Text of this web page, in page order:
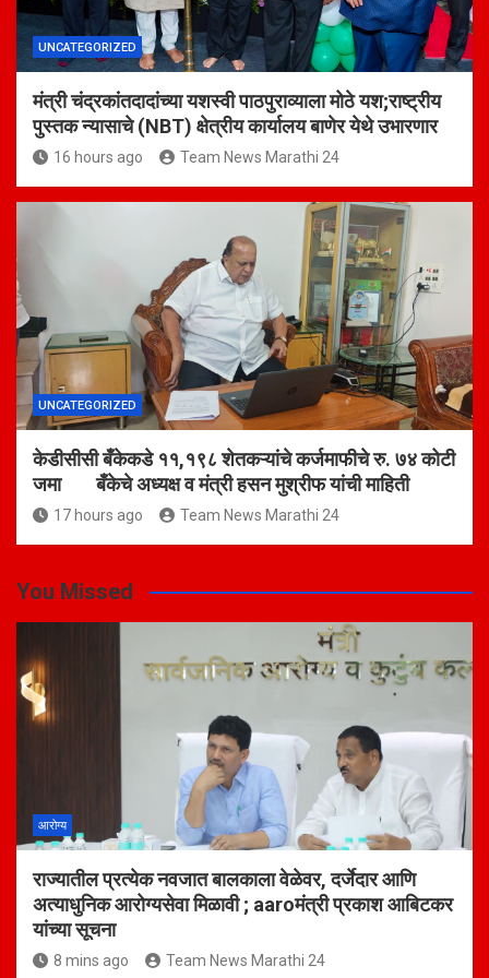
UNCATEGORIZED
मंत्री चंद्रकांतदादांच्या यशस्वी पाठपुराव्याला मोठे यश;राष्ट्रीय
पुस्तक न्यासाचे (NBT) क्षेत्रीय कार्यालय बाणेर येथे उभारणार
16 hours ago Team News Marathi 24
UNCATEGORIZED
केडीसीसी बँकेकडे ११,१९८ शेतकऱ्यांचे कर्जमाफीचे रु. ७४ कोटी
जमा बँकेचे अध्यक्ष व मंत्री हसन मुश्रीफ यांची माहिती
17 hours ago Team News Marathi 24
You Missed
आरोग्य
राज्यातील प्रत्येक नवजात बालकाला वेळेवर, दर्जेदार आणि
अत्याधुनिक आरोग्यसेवा मिळावी ; aaroमंत्री प्रकाश आबिटकर
यांच्या सूचना
8 mins ago Team News Marathi 24